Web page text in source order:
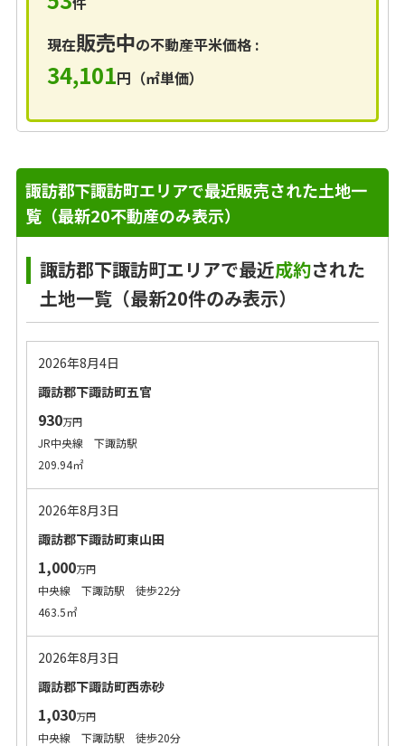
現在販売中の不動産平米価格 :
34,101円（㎡単価）
諏訪郡下諏訪町エリアで最近販売された土地一
覧（最新20不動産のみ表示）
諏訪郡下諏訪町エリアで最近成約された
土地一覧（最新20件のみ表示）
2026年8月4日
諏訪郡下諏訪町五官
930万円
JR中央線 下諏訪駅
209.94㎡
2026年8月3日
諏訪郡下諏訪町東山田
1,000万円
中央線 下諏訪駅 徒歩22分
463.5㎡
2026年8月3日
諏訪郡下諏訪町西赤砂
1,030万円
中央線 下諏訪駅 徒歩20分